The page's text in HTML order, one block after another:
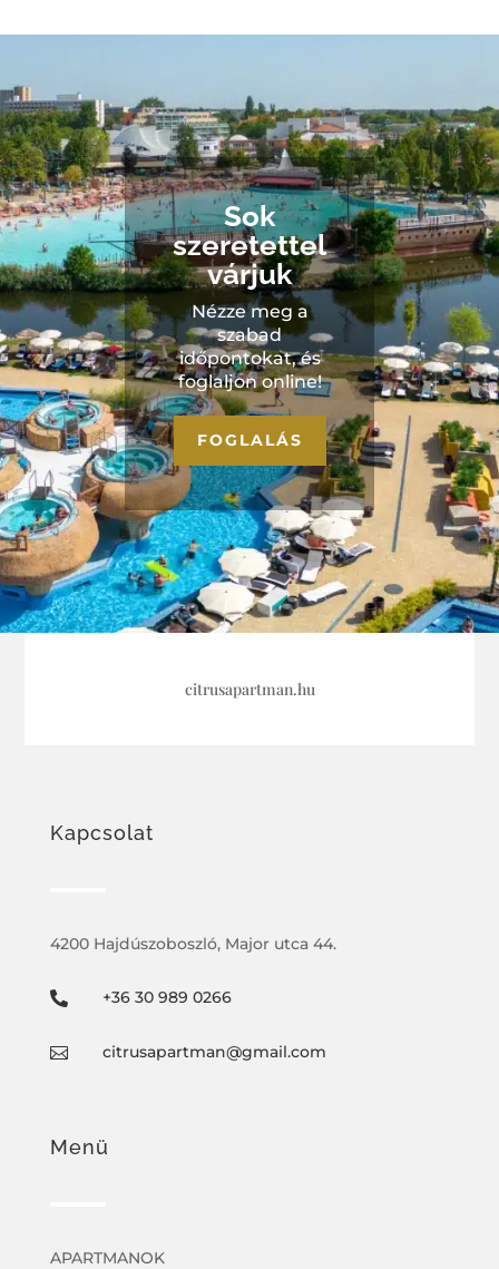
Sok
szeretettel
várjuk
Nézze meg a
szabad
időpontokat, és
foglaljon online!
FOGLALÁS
citrusapartman.hu
Kapcsolat
4200 Hajdúszoboszló, Major utca 44.
 +36 30 989 0266
 citrusapartman@gmail.com
Menü
APARTMANOK